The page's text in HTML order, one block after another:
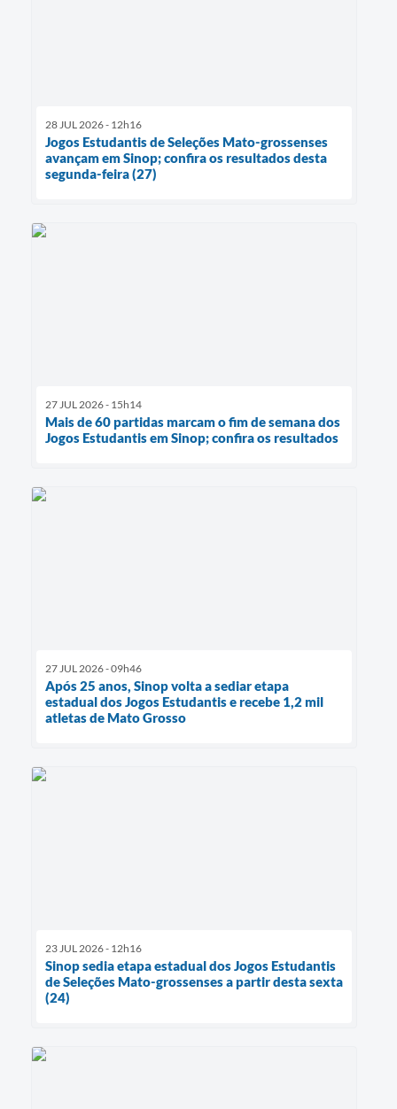
28 JUL 2026 - 12h16
Jogos Estudantis de Seleções Mato-grossenses
avançam em Sinop; confira os resultados desta
segunda-feira (27)
27 JUL 2026 - 15h14
Mais de 60 partidas marcam o fim de semana dos
Jogos Estudantis em Sinop; confira os resultados
27 JUL 2026 - 09h46
Após 25 anos, Sinop volta a sediar etapa
estadual dos Jogos Estudantis e recebe 1,2 mil
atletas de Mato Grosso
23 JUL 2026 - 12h16
Sinop sedia etapa estadual dos Jogos Estudantis
de Seleções Mato-grossenses a partir desta sexta
(24)